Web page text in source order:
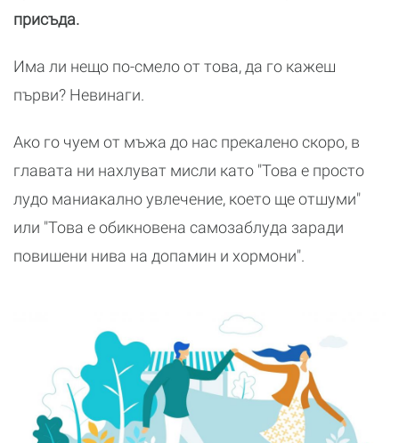
присъда.
Има ли нещо по-смело от това, да го кажеш
първи? Невинаги.
Ако го чуем от мъжа до нас прекалено скоро, в
главата ни нахлуват мисли като "Това е просто
лудо маниакално увлечение, което ще отшуми"
или "Това е обикновена самозаблуда заради
повишени нива на допамин и хормони".